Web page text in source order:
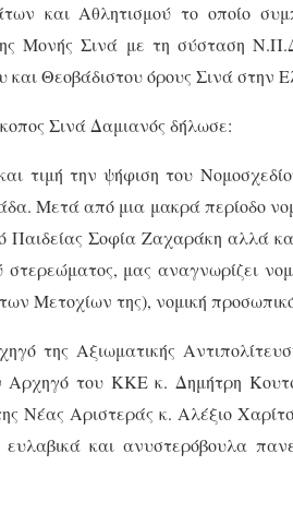
και Αθλητισμού το οποίο
Μονής Σινά με τη σύσταση
Θεοβάδιστου όρους Σινά στην
Σινά Δαμιανός δήλωσε:
τιμή την ψήφιση του
Μετά από μια μακρά περίοδο
Σοφία Ζαχαράκη αλλά
στερεώματος, μας αναγνωρίζει
Μετοχίων της), νομική
της Αξιωματικής
του ΚΚΕ κ. Δημήτρη
Νέας Αριστεράς κ. Αλέξιο
και ανυστερόβουλα